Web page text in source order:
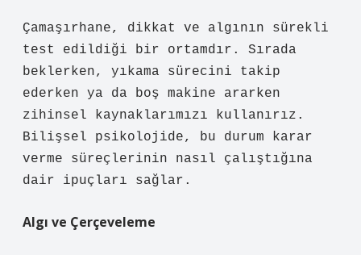
Çamaşırhane, dikkat ve algının sürekli
test edildiği bir ortamdır. Sırada
beklerken, yıkama sürecini takip
ederken ya da boş makine ararken
zihinsel kaynaklarımızı kullanırız.
Bilişsel psikolojide, bu durum karar
verme süreçlerinin nasıl çalıştığına
dair ipuçları sağlar.
Algı ve Çerçeveleme